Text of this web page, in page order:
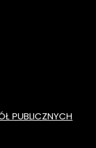
PUBLICZNYCH